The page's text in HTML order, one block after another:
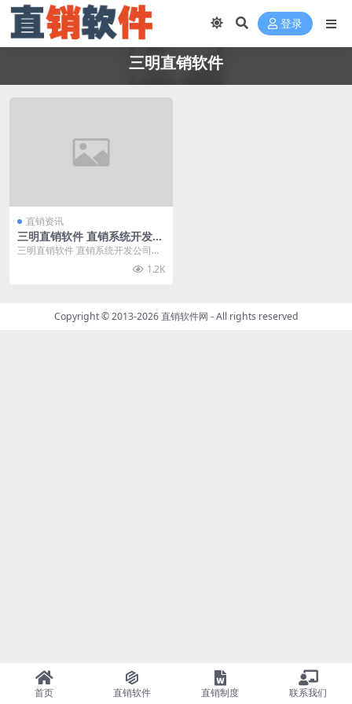
登录
三明直销软件
直销资讯
三明直销软件 直销系统开发公
司
三明直销软件 直销系统开发公司请
1.2K
Copyright © 2013-2026直销软件网 - All rights reserved
首页 直销软件 直销制度 联系我们